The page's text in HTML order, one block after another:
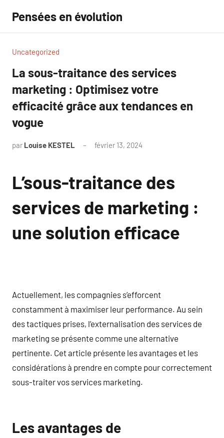
contenu
Pensées en évolution
Uncategorized
La sous-traitance des services
marketing : Optimisez votre
efficacité grâce aux tendances en
vogue
par Louise KESTEL février 13, 2024
L’sous-traitance des
services de marketing :
une solution efficace
Actuellement, les compagnies s’efforcent
constamment à maximiser leur performance. Au sein
des tactiques prises, l’externalisation des services de
marketing se présente comme une alternative
pertinente. Cet article présente les avantages et les
considérations à prendre en compte pour correctement
sous-traiter vos services marketing.
Les avantages de